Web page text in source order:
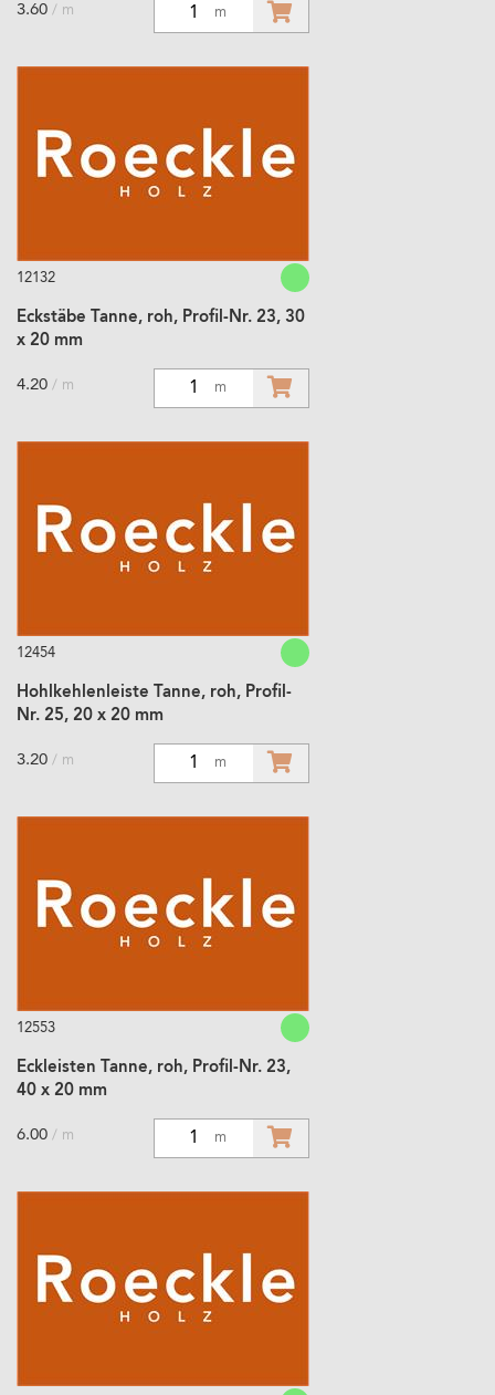
m
3.60 / m
12132
Eckstäbe Tanne, roh, Profil-Nr. 23, 30
x 20 mm
m
4.20 / m
12454
Hohlkehlenleiste Tanne, roh, Profil-
Nr. 25, 20 x 20 mm
m
3.20 / m
12553
Eckleisten Tanne, roh, Profil-Nr. 23,
40 x 20 mm
m
6.00 / m